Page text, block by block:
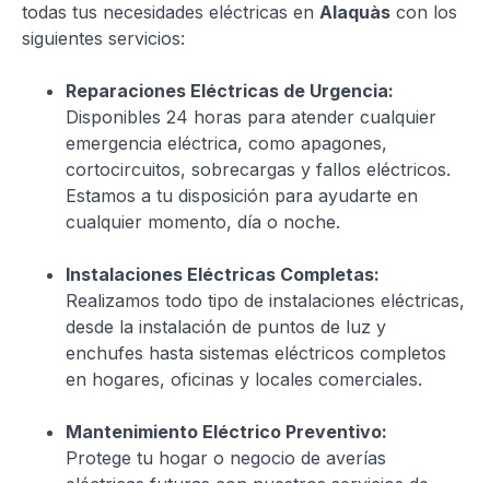
todas tus necesidades eléctricas en Alaquàs con los
siguientes servicios:
Reparaciones Eléctricas de Urgencia:
Disponibles 24 horas para atender cualquier
emergencia eléctrica, como apagones,
cortocircuitos, sobrecargas y fallos eléctricos.
Estamos a tu disposición para ayudarte en
cualquier momento, día o noche.
Instalaciones Eléctricas Completas:
Realizamos todo tipo de instalaciones eléctricas,
desde la instalación de puntos de luz y
enchufes hasta sistemas eléctricos completos
en hogares, oficinas y locales comerciales.
Mantenimiento Eléctrico Preventivo:
Protege tu hogar o negocio de averías